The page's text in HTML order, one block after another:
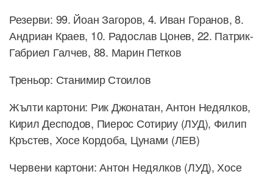
Резерви: 99. Йоан Загоров, 4. Иван Горанов, 8.
Андриан Краев, 10. Радослав Цонев, 22. Патрик-
Габриел Галчев, 88. Марин Петков
Треньор: Станимир Стоилов
Жълти картони: Рик Джонатан, Антон Недялков,
Кирил Десподов, Пиерос Сотириу (ЛУД), Филип
Кръстев, Хосе Кордоба, Цунами (ЛЕВ)
Червени картони: Антон Недялков (ЛУД), Хосе